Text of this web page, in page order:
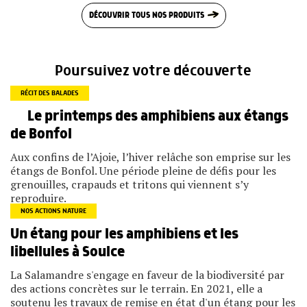
DÉCOUVRIR TOUS NOS PRODUITS
Poursuivez votre découverte
RÉCIT DES BALADES
Le printemps des amphibiens aux étangs
de Bonfol
Aux confins de l’Ajoie, l’hiver relâche son emprise sur les
étangs de Bonfol. Une période pleine de défis pour les
grenouilles, crapauds et tritons qui viennent s’y
reproduire.
NOS ACTIONS NATURE
Un étang pour les amphibiens et les
libellules à Soulce
La Salamandre s'engage en faveur de la biodiversité par
des actions concrètes sur le terrain. En 2021, elle a
soutenu les travaux de remise en état d'un étang pour les